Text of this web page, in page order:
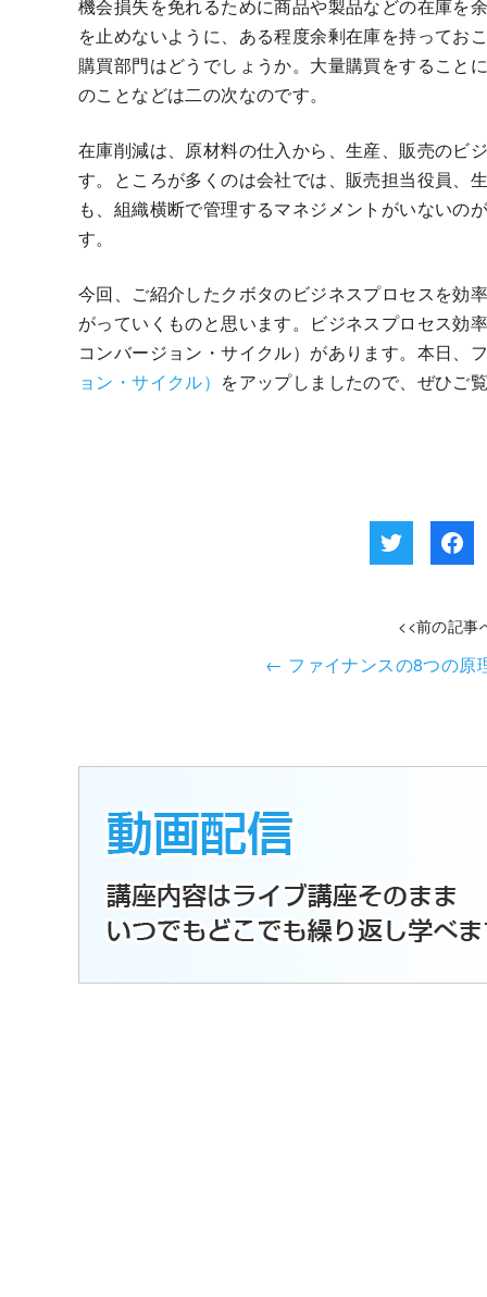
機会損失を免れるために商品や製品などの在庫を
を止めないように、ある程度余剰在庫を持ってお
購買部門はどうでしょうか。大量購買をすること
のことなどは二の次なのです。
在庫削減は、原材料の仕入から、生産、販売のビ
す。ところが多くのは会社では、販売担当役員、
も、組織横断で管理するマネジメントがいないの
す。
今回、ご紹介したクボタのビジネスプロセスを効
がっていくものと思います。ビジネスプロセス効
コンバージョン・サイクル）があります。本日、
ョン・サイクル） をアップしましたので、ぜひご
<<前の記事
← ファイナンスの8つの原